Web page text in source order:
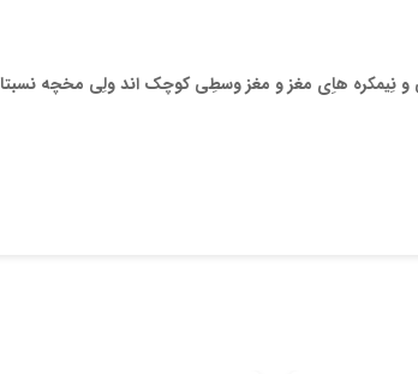
و نِيمکره هاِي مغز و مغز وسطِي کوچک اند ولِي مخچه نسبتا